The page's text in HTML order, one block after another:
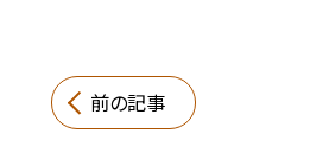
前の記事